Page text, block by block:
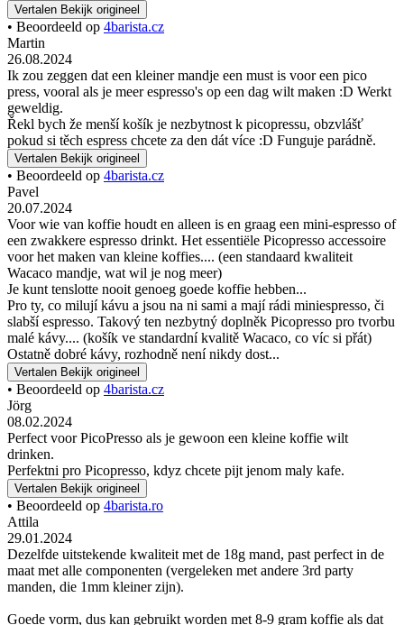
Vertalen Bekijk origineel
• Beoordeeld op 4barista.cz
Martin
26.08.2024
Ik zou zeggen dat een kleiner mandje een must is voor een pico
press, vooral als je meer espresso's op een dag wilt maken :D Werkt
geweldig.
Řekl bych že menší košík je nezbytnost k picopressu, obzvlášť
pokud si těch espress chcete za den dát více :D Funguje parádně.
Vertalen Bekijk origineel
• Beoordeeld op 4barista.cz
Pavel
20.07.2024
Voor wie van koffie houdt en alleen is en graag een mini-espresso of
een zwakkere espresso drinkt. Het essentiële Picopresso accessoire
voor het maken van kleine koffies.... (een standaard kwaliteit
Wacaco mandje, wat wil je nog meer)
Je kunt tenslotte nooit genoeg goede koffie hebben...
Pro ty, co milují kávu a jsou na ni sami a mají rádi miniespresso, či
slabší espresso. Takový ten nezbytný doplněk Picopresso pro tvorbu
malé kávy.... (košík ve standardní kvalitě Wacaco, co víc si přát)
Ostatně dobré kávy, rozhodně není nikdy dost...
Vertalen Bekijk origineel
• Beoordeeld op 4barista.cz
Jörg
08.02.2024
Perfect voor PicoPresso als je gewoon een kleine koffie wilt
drinken.
Perfektni pro Picopresso, kdyz chcete pijt jenom maly kafe.
Vertalen Bekijk origineel
• Beoordeeld op 4barista.ro
Attila
29.01.2024
Dezelfde uitstekende kwaliteit met de 18g mand, past perfect in de
maat met alle componenten (vergeleken met andere 3rd party
manden, die 1mm kleiner zijn).
Goede vorm, dus kan gebruikt worden met 8-9 gram koffie als dat